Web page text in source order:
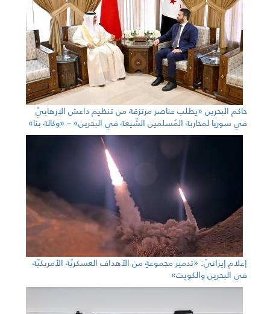
حاكم البحرين «يطلب عناصر مرتزقة من تنظيم داعش الإرهابيّ
في سوريا لمحاربة المُسلمين الشّيعة في البحرين» – «وكالة بنا»
إعلام إيرانيّ: «تدمير مجموعةٍ من الأهداف العسكريّة الأمريكيّة
في البحرين والكويت»